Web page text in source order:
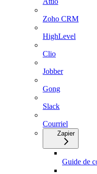
Zoho CRM
HighLevel
Clio
Jobber
Gong
Slack
Courriel
Zapier
Guide de